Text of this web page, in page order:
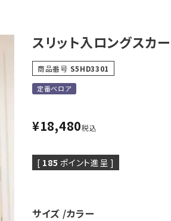
パーカー・トレーナー
Tシャツ
スリット入ロングスカ
商品番号 S5HD3301
定番ベロア
¥18,480税込
[ 185 ポイント進呈 ]
サイズ カラー